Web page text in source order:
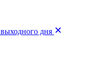
выходного дня